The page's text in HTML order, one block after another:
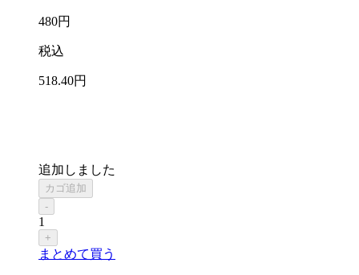
480円
税込
518.40円
追加しました
カゴ追加
-
1
+
まとめて買う